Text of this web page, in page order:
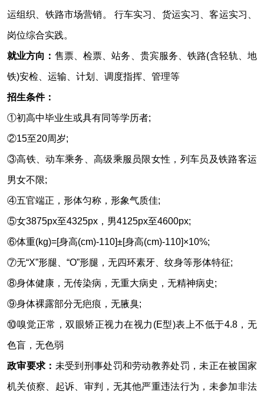
运组织、铁路市场营销。 行车实习、货运实习、客运实习、
岗位综合实践。
就业方向： 售票、检票、站务、贵宾服务、铁路(含轻轨、地
铁)安检、运输、计划、调度指挥、管理等
招生条件：
①初高中毕业生或具有同等学历者;
②15至20周岁;
③高铁、动车乘务、高级乘服员限女性，列车员及铁路客运
男女不限;
④五官端正，形体匀称，形象气质佳;
⑤女3875px至4325px，男4125px至4600px;
⑥体重(kg)=[身高(cm)-110]±[身高(cm)-110]×10%;
⑦无“X”形腿、“O”形腿，无四环素牙、纹身等形体特征;
⑧身体健康，无传染病，无重大病史，无精神病史;
⑨身体裸露部分无疤痕，无腋臭;
⑩嗅觉正常，双眼矫正视力在视力(E型)表上不低于4.8，无
色盲，无色弱
政审要求： 未受到刑事处罚和劳动教养处罚，未正在被国家
机关侦察、起诉、审判，无其他严重违法行为，未参加非法